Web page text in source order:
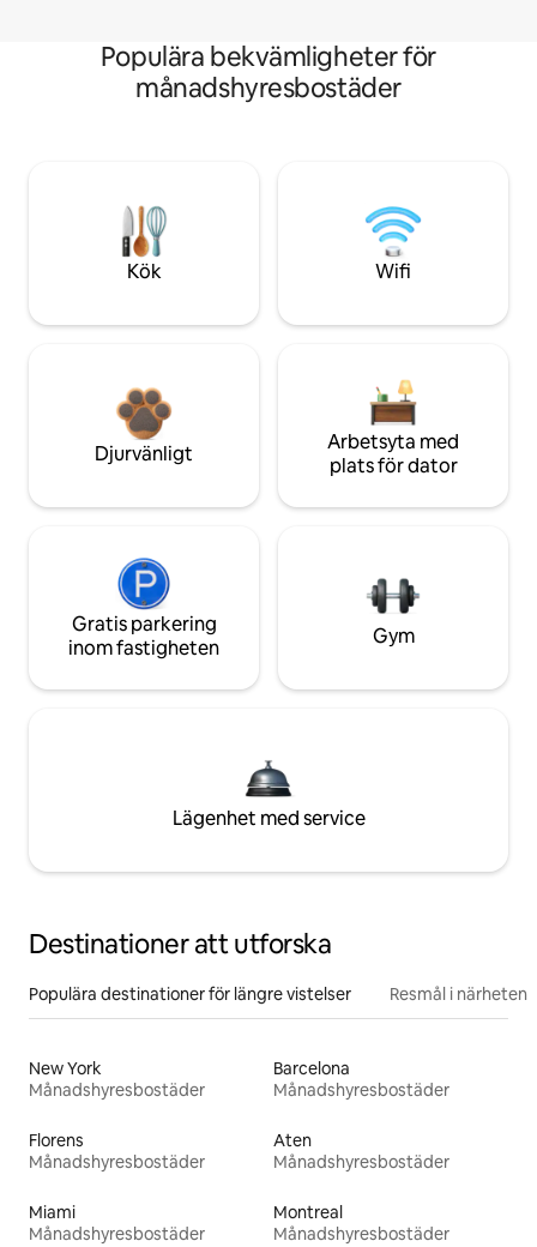
Populära bekvämligheter för
månadshyresbostäder
Kök Wifi
Djurvänligt
Arbetsyta med
plats för dator
Gratis parkering
inom fastigheten
Gym
Lägenhet med service
Destinationer att utforska
Populära destinationer för längre vistelser Resmål i närheten
New York
Månadshyresbostäder
Barcelona
Månadshyresbostäder
Florens
Månadshyresbostäder
Aten
Månadshyresbostäder
Miami
Månadshyresbostäder
Montreal
Månadshyresbostäder